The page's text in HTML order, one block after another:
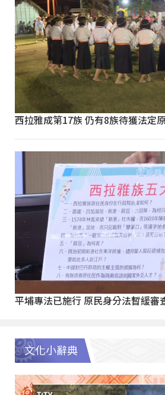
西拉雅成第17族 仍有8族待獲法定
平埔專法已施行 原民身分法暫緩審
文化小辭典